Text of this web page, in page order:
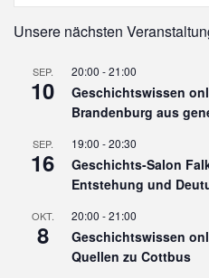
Unsere nächsten
SEP.
10
20:00 -21:00
Geschichtswissen
Brandenburg aus
SEP.
16
19:00 -20:30
Geschichts-Salon
Entstehung und
OKT.
8
20:00 -21:00
Geschichtswissen
Quellen zu Cottbus